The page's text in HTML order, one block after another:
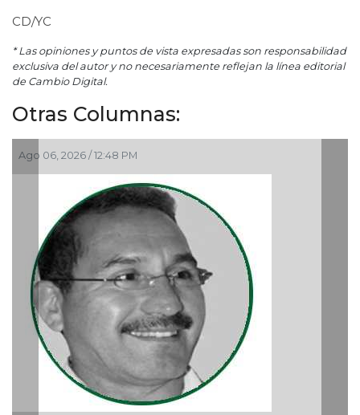
CD/YC
* Las opiniones y puntos de vista expresadas son responsabilidad
exclusiva del autor y no necesariamente reflejan la línea editorial
de Cambio Digital.
Otras Columnas:
Ago 05, 2026 / 9:42 AM